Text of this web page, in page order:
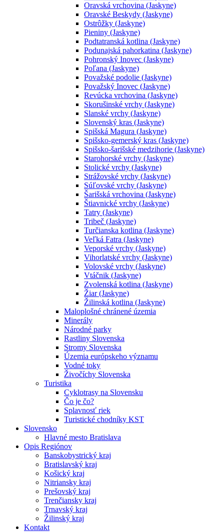
Oravská vrchovina (Jaskyne)
Oravské Beskydy (Jaskyne)
Ostrôžky (Jaskyne)
Pieniny (Jaskyne)
Podtatranská kotlina (Jaskyne)
Podunajská pahorkatina (Jaskyne)
Pohronský Inovec (Jaskyne)
Poľana (Jaskyne)
Považské podolie (Jaskyne)
Považský Inovec (Jaskyne)
Revúcka vrchovina (Jaskyne)
Skorušinské vrchy (Jaskyne)
Slanské vrchy (Jaskyne)
Slovenský kras (Jaskyne)
Spišská Magura (Jaskyne)
Spišsko-gemerský kras (Jaskyne)
Spišsko-šarišské medzihorie (Jaskyne)
Starohorské vrchy (Jaskyne)
Stolické vrchy (Jaskyne)
Strážovské vrchy (Jaskyne)
Súľovské vrchy (Jaskyne)
Šarišská vrchovina (Jaskyne)
Štiavnické vrchy (Jaskyne)
Tatry (Jaskyne)
Tribeč (Jaskyne)
Turčianska kotlina (Jaskyne)
Veľká Fatra (Jaskyne)
Veporské vrchy (Jaskyne)
Vihorlatské vrchy (Jaskyne)
Volovské vrchy (Jaskyne)
Vtáčnik (Jaskyne)
Zvolenská kotlina (Jaskyne)
Žiar (Jaskyne)
Žilinská kotlina (Jaskyne)
Maloplošné chránené územia
Minerály
Národné parky
Rastliny Slovenska
Stromy Slovenska
Územia európskeho významu
Vodné toky
Živočíchy Slovenska
Turistika
Cyklotrasy na Slovensku
Čo je čo?
Splavnosť riek
Turistické chodníky KST
Slovensko
Hlavné mesto Bratislava
Opis Regiónov
Banskobystrický kraj
Bratislavský kraj
Košický kraj
Nitriansky kraj
Prešovský kraj
Trenčiansky kraj
Trnavský kraj
Žilinský kraj
Kontakt